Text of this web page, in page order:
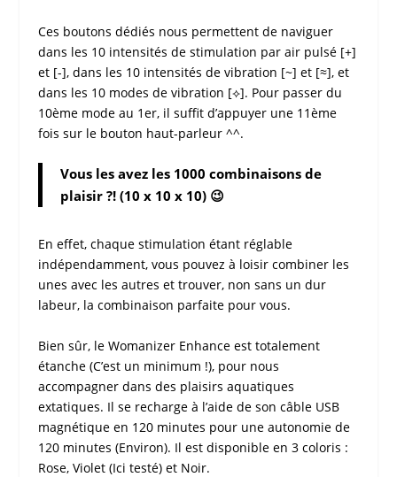
Ces boutons dédiés nous permettent de naviguer
dans les 10 intensités de stimulation par air pulsé [+]
et [-], dans les 10 intensités de vibration [~] et [≈], et
dans les 10 modes de vibration [⟡]. Pour passer du
10ème mode au 1er, il suffit d’appuyer une 11ème
fois sur le bouton haut-parleur ^^.
Vous les avez les 1000 combinaisons de
plaisir ?! (10 x 10 x 10) 😉
En effet, chaque stimulation étant réglable
indépendamment, vous pouvez à loisir combiner les
unes avec les autres et trouver, non sans un dur
labeur, la combinaison parfaite pour vous.
Bien sûr, le Womanizer Enhanceest totalement
étanche (C’est un minimum !), pour nous
accompagner dans des plaisirs aquatiques
extatiques. Il se recharge à l’aide de son câble USB
magnétique en 120 minutes pour une autonomie de
120 minutes (Environ). Il est disponible en 3 coloris :
Rose, Violet (Ici testé) et Noir.